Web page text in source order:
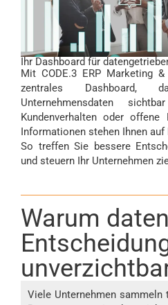
Ihr Dashboard für
Mit CODE.3 ERP Marketing
zentrales Dashboard,
Unternehmensdaten
Kundenverhalten oder
Informationen stehen Ihnen
So treffen Sie bessere
und steuern Ihr Unternehmen
Warum
Viele Unternehmen